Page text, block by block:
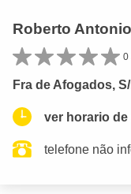
Roberto
0
Fra de Afogados,
ver horario
telefone não